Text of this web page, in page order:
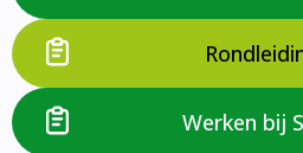
Werken bij